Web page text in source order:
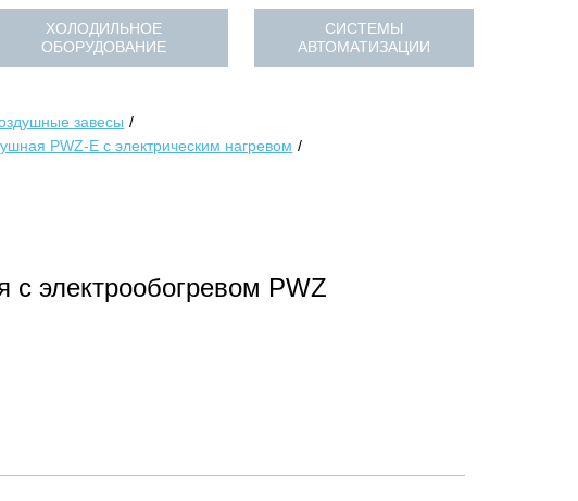
ХОЛОДИЛЬНОЕ
ОБОРУДОВАНИЕ
СИСТЕМЫ
АВТОМАТИЗАЦИИ
завесы
PWZ-E с электрическим нагревом
с электрообогревом PWZ